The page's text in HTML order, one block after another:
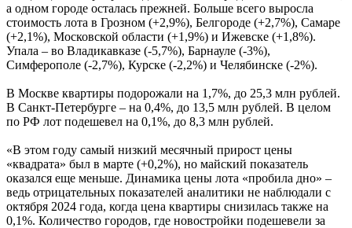
а одном городе осталась прежней. Больше всего выросла
стоимость лота в Грозном (+2,9%), Белгороде (+2,7%), Самаре
(+2,1%), Московской области (+1,9%) и Ижевске (+1,8%).
Упала – во Владикавказе (-5,7%), Барнауле (-3%),
Симферополе (-2,7%), Курске (-2,2%) и Челябинске (-2%).
В Москве квартиры подорожали на 1,7%, до 25,3 млн рублей.
В Санкт-Петербурге – на 0,4%, до 13,5 млн рублей. В целом
по РФ лот подешевел на 0,1%, до 8,3 млн рублей.
«В этом году самый низкий месячный прирост цены
«квадрата» был в марте (+0,2%), но майский показатель
оказался еще меньше. Динамика цены лота «пробила дно» –
ведь отрицательных показателей аналитики не наблюдали с
октября 2024 года, когда цена квартиры снизилась также на
0,1%. Количество городов, где новостройки подешевели за